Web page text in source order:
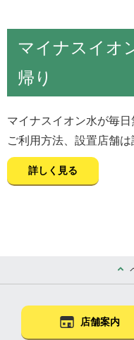
マイナスイオ
帰り
マイナスイオン水が毎日
ご利用方法、設置店舗は
詳しく見る
店舗案内